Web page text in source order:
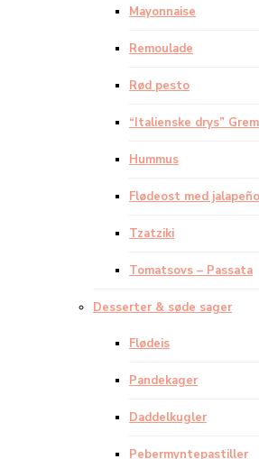
Mayonnaise
Remoulade
Rød pesto
“Italienske drys”
Hummus
Flødeost med
Tzatziki
Tomatsovs – Passata
Desserter & søde sager
Flødeis
Pandekager
Daddelkugler
Pebermyntepastiller